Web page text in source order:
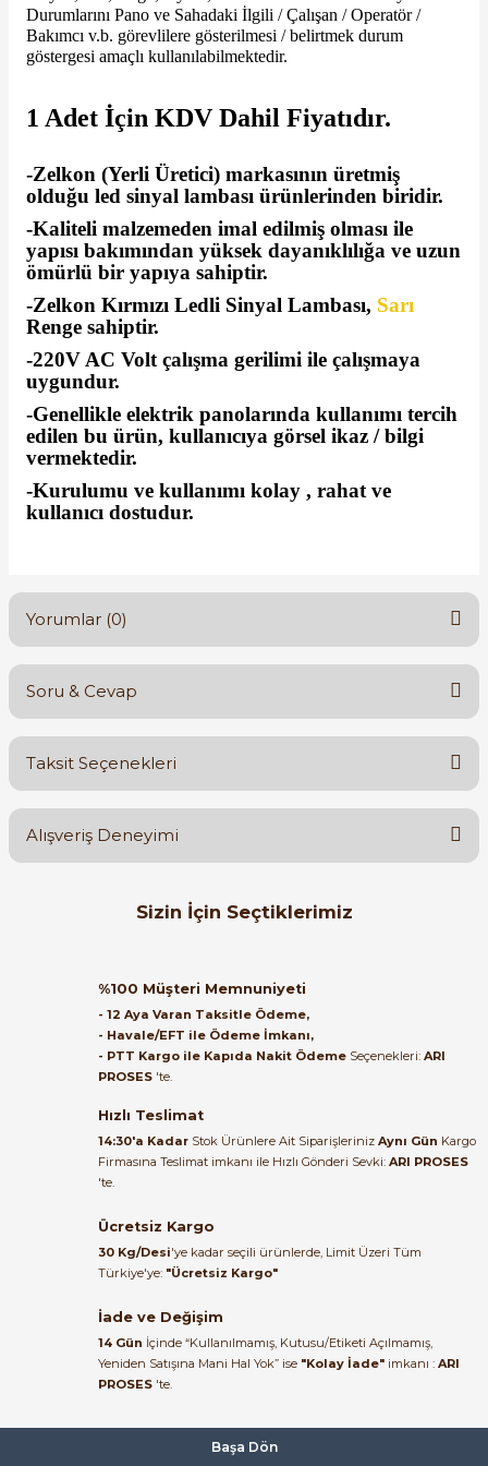
Durumlarını Pano ve Sahadaki İlgili / Çalışan / Operatör /
Bakımcı v.b. görevlilere gösterilmesi / belirtmek durum
göstergesi amaçlı kullanılabilmektedir.
1 Adet İçin KDV Dahil Fiyatıdır.
-Zelkon (Yerli Üretici) markasının üretmiş
olduğu led sinyal lambası ürünlerinden biridir.
-Kaliteli malzemeden imal edilmiş olması ile
yapısı bakımından yüksek dayanıklılığa ve uzun
ömürlü bir yapıya sahiptir.
-Zelkon Kırmızı Ledli Sinyal Lambası, Sarı
Renge sahiptir.
-220V AC Volt çalışma gerilimi ile çalışmaya
uygundur.
-Genellikle elektrik panolarında kullanımı tercih
edilen bu ürün, kullanıcıya görsel ikaz / bilgi
vermektedir.
-Kurulumu ve kullanımı kolay , rahat ve
kullanıcı dostudur.
Yorumlar (0)
Bu ürüne ilk yorumu siz yapın!
Soru & Cevap
Ürün hakkında henüz soru sorulmamış.
Taksit Seçenekleri
Alışveriş Deneyimi
Orijinal kutusuyla ertesi gün
ulaştı elimize. Teşekkürler.
Satıcı ilgili ve çok yardım severdi
bundan mehmet bey ilgi ve
alakası için teşekkür ederim
22/06/2026
Ürün elime eksiksiz ve hasarsız
ulaştı. Paketleme özenliydi,
Kemal Toktaş | 20/06/2026
problemsiz geçti.
Kemal Toktaş | 20/06/2026
Sizin İçin Seçtiklerimiz
Zelkon 22mm Led Sinyal Lambası 220V AC Kırmızı
27,00 TL
Zelkon 22mm Led Sinyal Lambası Yeşil 220 V AC
27,00 TL
Zelkon 22mm Led Sinyal Lambası 220 V AC Beyaz
%100 Müşteri Memnuniyeti
- 12 Aya Varan Taksitle Ödeme,
- Havale/EFT ile Ödeme İmkanı,
- PTT Kargo ile Kapıda Nakit Ödeme Seçenekleri: ARI
PROSES 'te.
Hızlı Teslimat
14:30'a Kadar Stok Ürünlere Ait Siparişleriniz Aynı Gün Kargo
Firmasına Teslimat imkanı ile Hızlı Gönderi Sevki: ARI PROSES
'te.
Ücretsiz Kargo
30 Kg/Desi'ye kadar seçili ürünlerde, Limit Üzeri Tüm
Türkiye'ye: "Ücretsiz Kargo"
İade ve Değişim
14 Gün İçinde “Kullanılmamış, Kutusu/Etiketi Açılmamış,
Yeniden Satışına Mani Hal Yok” ise "Kolay İade" imkanı : ARI
PROSES 'te.
Başa Dön